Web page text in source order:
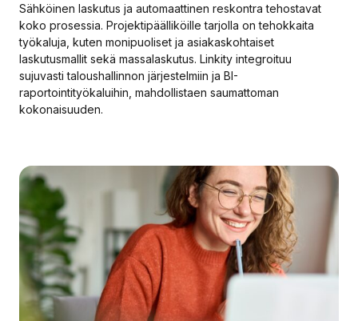
Sähköinen laskutus ja automaattinen reskontra tehostavat
koko prosessia. Projektipäälliköille tarjolla on tehokkaita
työkaluja, kuten monipuoliset ja asiakaskohtaiset
laskutusmallit sekä massalaskutus. Linkity integroituu
sujuvasti taloushallinnon järjestelmiin ja BI-
raportointityökaluihin, mahdollistaen saumattoman
kokonaisuuden.